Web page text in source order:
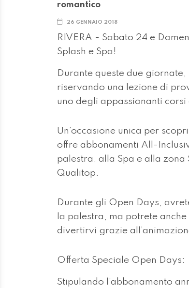
romantico
26 GENNAIO 2018
RIVERA - Sabato 24 e
Splash e Spa!
Durante queste due
riservando una lezione di
uno degli appassionanti
Un’occasione unica per
offre abbonamenti All-
palestra, alla Spa e alla zona
Qualitop.
Durante gli Open Days,
la palestra, ma potrete
divertirvi grazie
Offerta Speciale Open Days:
Stipulando l’abbonamento